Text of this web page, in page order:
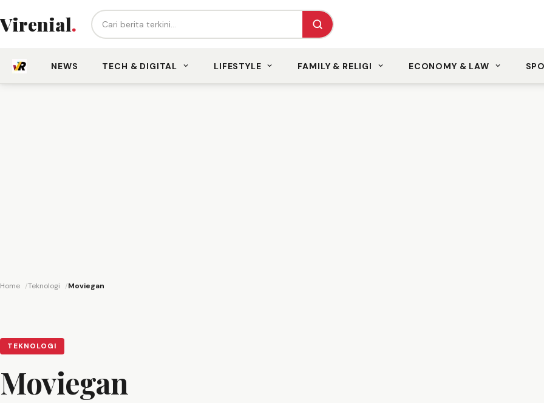
Virenial. Cari berita...
NEWS TECH & DIGITAL LIFESTYLE FAMILY & RELIGI ECONOMY & LAW
Home Teknologi Moviegan
TEKNOLOGI
Moviegan